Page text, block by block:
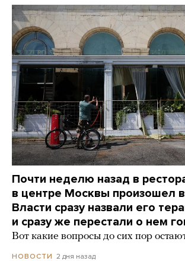
Почти неделю назад в
в центре Москвы произошел
Власти сразу назвали его
и сразу же перестали о нем
Вот какие вопросы до сих пор
НОВОСТИ 2 дня назад